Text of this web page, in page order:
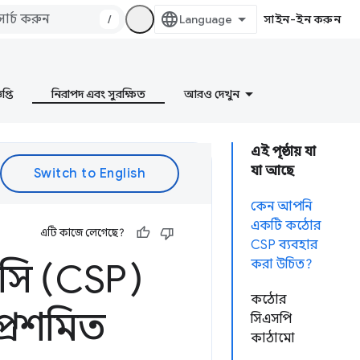
/ সাইন-ইন করুন
নিরাপদ এবং সুরক্ষিত আরও দেখুন
এই পৃষ্ঠায় যা
যা আছে
কেন আপনি
একটি কঠোর
CSP ব্যবহার
করা উচিত?
কঠোর
সিএসপি
কাঠামো
এটি কাজে লেগেছে?
(CSP)